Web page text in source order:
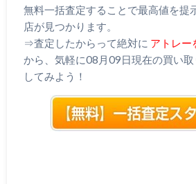
無料一括査定することで最高値を提
店が見つかります。
⇒査定したからって絶対に アトレー
から、気軽に08月09日現在の買い
してみよう！